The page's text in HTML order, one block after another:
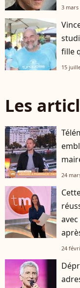
3 mars
fille
15
Les
24
24